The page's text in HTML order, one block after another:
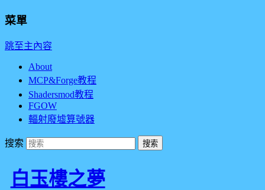
菜單
跳至主內容
About
MCP&Forge教程
Shadersmod教程
FGOW
輻射廢墟算號器
搜索
白玉樓之夢